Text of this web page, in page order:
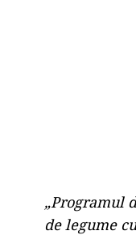
„Programul
de legume